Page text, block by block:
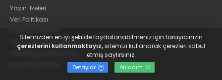
Yayın İlkeleri
Veri Politikası
KVKK Aydınlatma Metni
Sitemizden en iyi şekilde faydalanabilmeniz için tarayıcınızın
çerezlerini kullanmaktayız,sitemizi kullanarak çerezleri kabul
etmiş saylırsınız.
Detaylar Anladım